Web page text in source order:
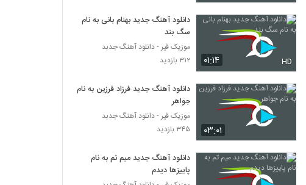
موزیک زیبای هستم تا هستی از امیر اشکان
۸۳۲ بازدید
دانلود آهنگ امیر راد شبگرد
آهنگ بارون از مسعود خسروی(پاپ)
۲۴۲ بازدید
موزیک زیبای ای یارم از امیررضا مسیحا
۲۲۲ بازدید
۰۱:۱۴ HD
دانلود آهنگ جدید بهنام بانی به نام
سگ بند
موزیک قیر - دانلود آهنگ جدبد
۳۱۲ بازدید
۰۳:۰۱
دانلود آهنگ جدید فرزاد فرزین به نام
جواهر
موزیک قیر - دانلود آهنگ جدبد
۳۴۵ بازدید
دانلود آهنگ جدید میم تم به نام
پاییزها دیدم